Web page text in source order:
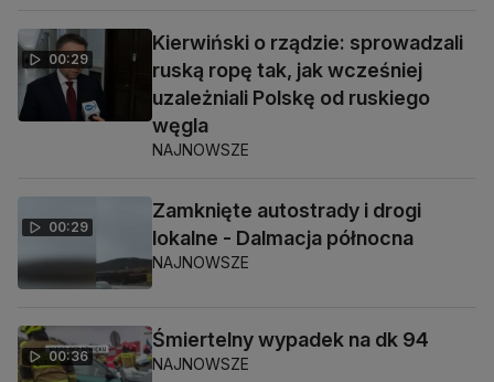
00:29
Kierwiński o rządzie: sprowadzali
ruską ropę tak, jak wcześniej
uzależniali Polskę od ruskiego
węgla
NAJNOWSZE
00:29
Zamknięte autostrady i drogi
lokalne - Dalmacja północna
NAJNOWSZE
00:36
Śmiertelny wypadek na dk 94
NAJNOWSZE